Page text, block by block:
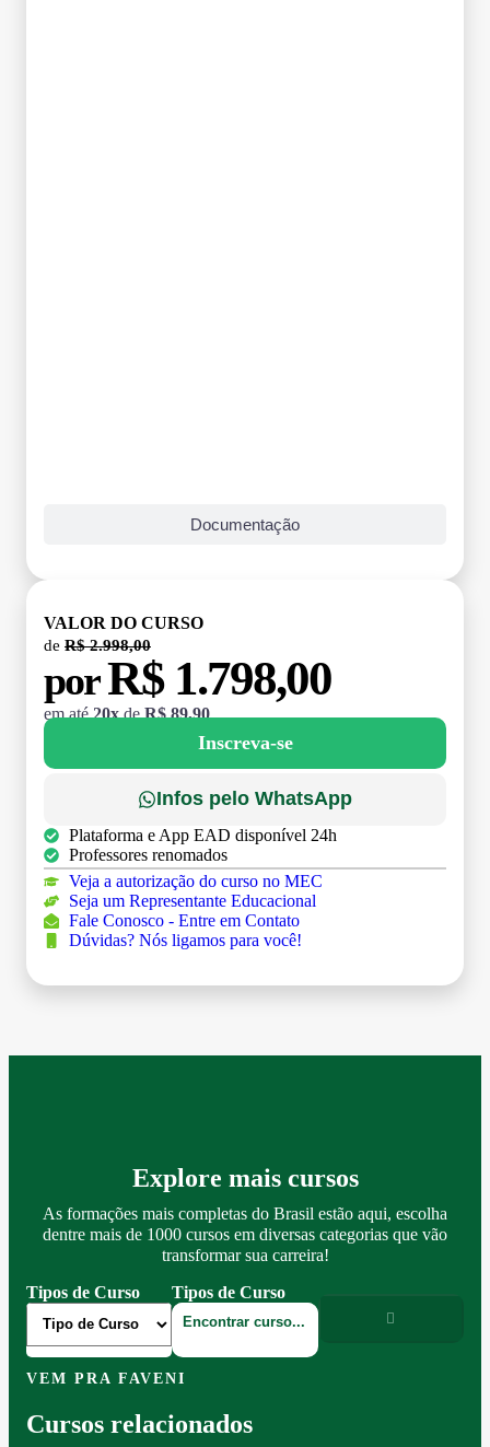
Documentação
VALOR DO CURSO
de R$ 2.998,00
porR$ 1.798,00
em até20xdeR$ 89,90
Inscreva-se
Infos pelo WhatsApp
Plataforma e App EAD disponível 24h
Professores renomados
Veja a autorização do curso no MEC
Seja um Representante Educacional
Fale Conosco - Entre em Contato
Dúvidas? Nós ligamos para você!
Explore mais cursos
As formações mais completas do Brasil estão aqui, escolha
dentre mais de 1000 cursos em diversas categorias que vão
transformar sua carreira!
Tipos de Curso
Tipos de Curso
VEM PRA FAVENI
Cursos relacionados